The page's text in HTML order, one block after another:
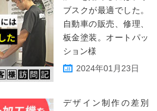
ブスクが最適でした。
自動車の販売、修理、
板金塗装。オートパッ
ション様
2024年01月23日
デザイン制作の差別